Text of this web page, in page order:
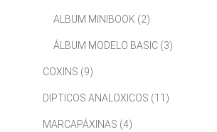
ALBUM MINIBOOK (2)
ÁLBUM MODELO BASIC (3)
COXINS (9)
DIPTICOS ANALOXICOS (11)
MARCAPÁXINAS (4)